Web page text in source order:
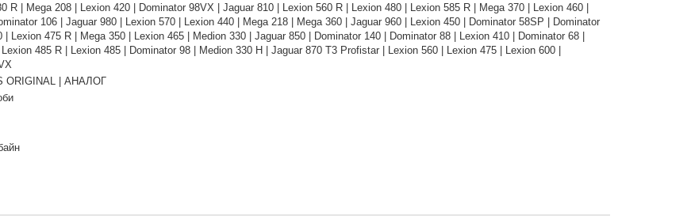
R | Mega 208 | Lexion 420 | Dominator 98VX | Jaguar 810 | Lexion 560 R | Lexion 480 | Lexion 585 R | Mega 370 | Lexion 460 |
106 | Jaguar 980 | Lexion 570 | Lexion 440 | Mega 218 | Mega 360 | Jaguar 960 | Lexion 450 | Dominator 58SP | Dominator
| Lexion 475 R | Mega 350 | Lexion 465 | Medion 330 | Jaguar 850 | Dominator 140 | Dominator 88 | Lexion 410 | Dominator 68 |
485 R | Lexion 485 | Dominator 98 | Medion 330 H | Jaguar 870 T3 Profistar | Lexion 560 | Lexion 475 | Lexion 600 |
ORIGINAL | АНАЛОГ